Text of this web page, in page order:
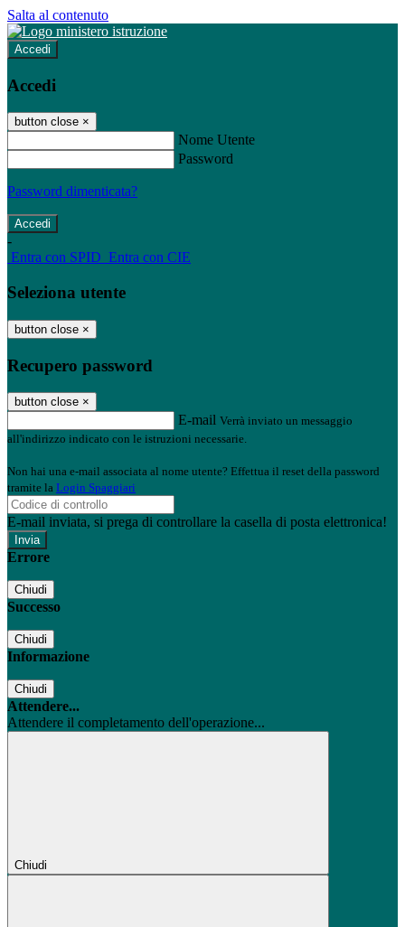
Salta al contenuto
Accedi
Accedi
button close ×
Nome Utente
Password
Password dimenticata?
-
Entra con SPID Entra con CIE
Seleziona utente
button close ×
Recupero password
button close ×
E-mail Verrà inviato un messaggio
all'indirizzo indicato con le istruzioni necessarie.
Non hai una e-mail associata al nome utente? Effettua il reset della password
tramite la Login Spaggiari
E-mail inviata, si prega di controllare la casella di posta elettronica!
Errore
Chiudi
Successo
Chiudi
Informazione
Chiudi
Attendere...
Attendere il completamento dell'operazione...
Chiudi